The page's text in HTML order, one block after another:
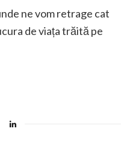
ne vom retrage cat
de viața trăită pe